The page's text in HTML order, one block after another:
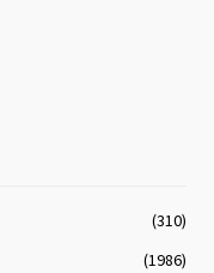
(310)
(1986)